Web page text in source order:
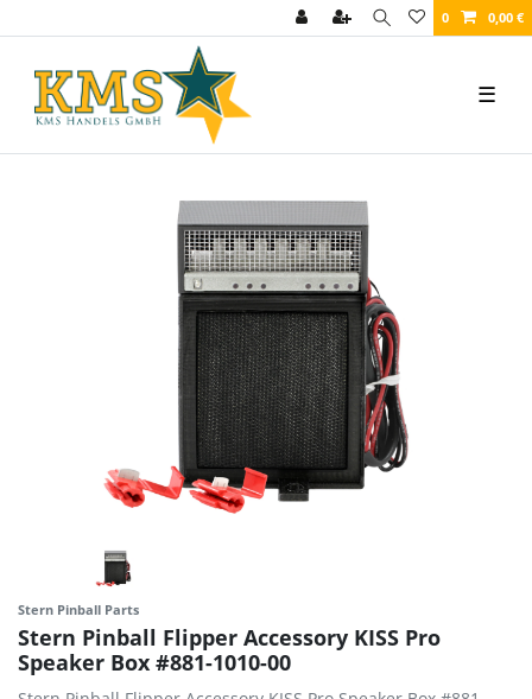
0 0,00 €
☰
Stern Pinball Parts
Stern Pinball Flipper Accessory KISS Pro
Speaker Box #881-1010-00